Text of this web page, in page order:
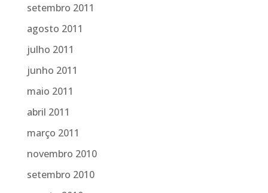
setembro 2011
agosto 2011
julho 2011
junho 2011
maio 2011
abril 2011
março 2011
novembro 2010
setembro 2010